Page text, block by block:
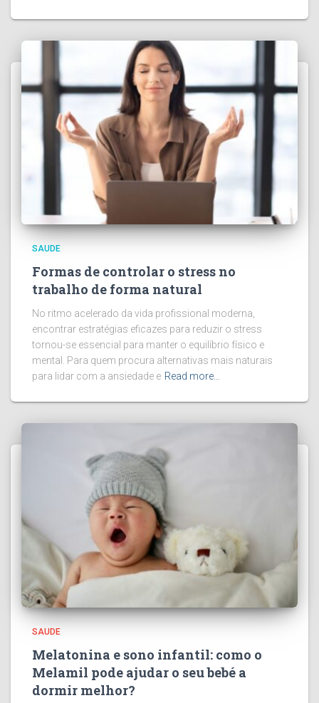
SAUDE
Formas de controlar o stress no
trabalho de forma natural
No ritmo acelerado da vida profissional moderna,
encontrar estratégias eficazes para reduzir o stress
tornou-se essencial para manter o equilíbrio físico e
mental. Para quem procura alternativas mais naturais
para lidar com a ansiedade e Read more…
SAUDE
Melatonina e sono infantil: como o
Melamil pode ajudar o seu bebé a
dormir melhor?